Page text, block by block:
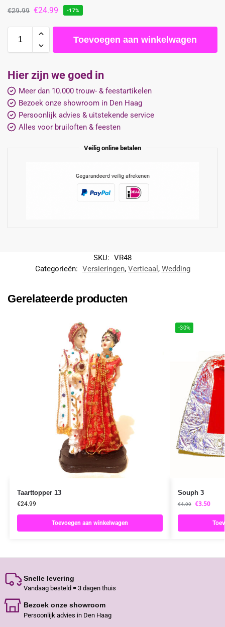
€29.99 €24.99 -17%
Toevoegen aan winkelwagen
Hier zijn we goed in
Meer dan 10.000 trouw- & feestartikelen
Bezoek onze showroom in Den Haag
Persoonlijk advies & uitstekende service
Alles voor bruiloften & feesten
Veilig online betalen
SKU: VR48
Categorieën: Versieringen, Verticaal , Wedding
Gerelateerde producten
Taarttopper 13
€24.99
Toevoegen aan winkelwagen
-30%
Souph 3
€4.99 €3.50
Snelle levering
Vandaag besteld = 3 dagen thuis
Bezoek onze showroom
Persoonlijk advies in Den Haag